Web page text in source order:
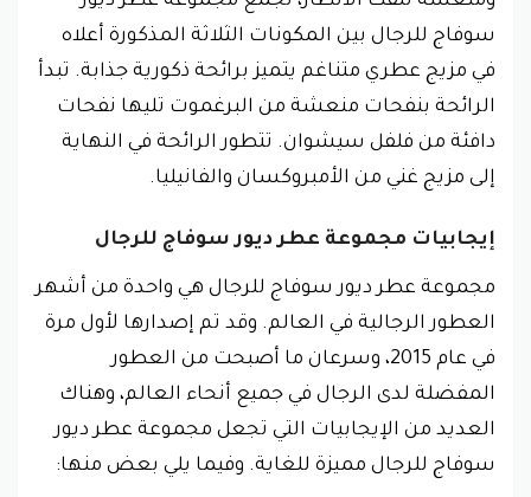
سوفاج للرجال بين المكونات الثلاثة المذكورة أعلاه
في مزيج عطري متناغم يتميز برائحة ذكورية جذابة. تبدأ
الرائحة بنفحات منعشة من البرغموت تليها نفحات
دافئة من فلفل سيشوان. تتطور الرائحة في النهاية
إلى مزيج غني من الأمبروكسان والفانيليا.
إيجابيات مجموعة عطر ديور سوفاج للرجال
مجموعة عطر ديور سوفاج للرجال هي واحدة من أشهر
العطور الرجالية في العالم. وقد تم إصدارها لأول مرة
في عام 2015، وسرعان ما أصبحت من العطور
المفضلة لدى الرجال في جميع أنحاء العالم، وهناك
العديد من الإيجابيات التي تجعل مجموعة عطر ديور
سوفاج للرجال مميزة للغاية. وفيما يلي بعض منها: